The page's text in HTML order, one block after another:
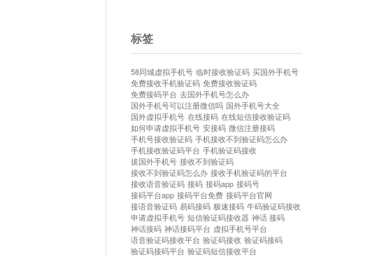
标签
58同城虚拟手机号 临时接收验证码 买国外手机号
免费接收手机验证码 免费接收验证码
免费接码平台 去国外手机号怎么办
国外手机号可以注册微信吗 国外手机号大全
国外虚拟手机号 在线接码 在线短信接收验证码
如何申请虚拟手机号 安接码 微信注册接码
手机号接收验证码 手机接收不到验证码怎么办
手机接收验证码平台 手机验证码接收
拔国外手机号 接收不到验证码
接收不到验证码怎么办 接收手机验证码的平台
接收语音验证码 接码 接码app 接码号
接码平台app 接码平台免费 接码平台官网
接语音验证码 易码接码 极速接码 牛码验证码接收
申请虚拟手机号 短信验证码接收器 神话 接码
神话接码 神话接码平台 虚拟手机号平台
语音验证码接收平台 验证码接收 验证码接码
验证码接码平台 验证码短信接收平台